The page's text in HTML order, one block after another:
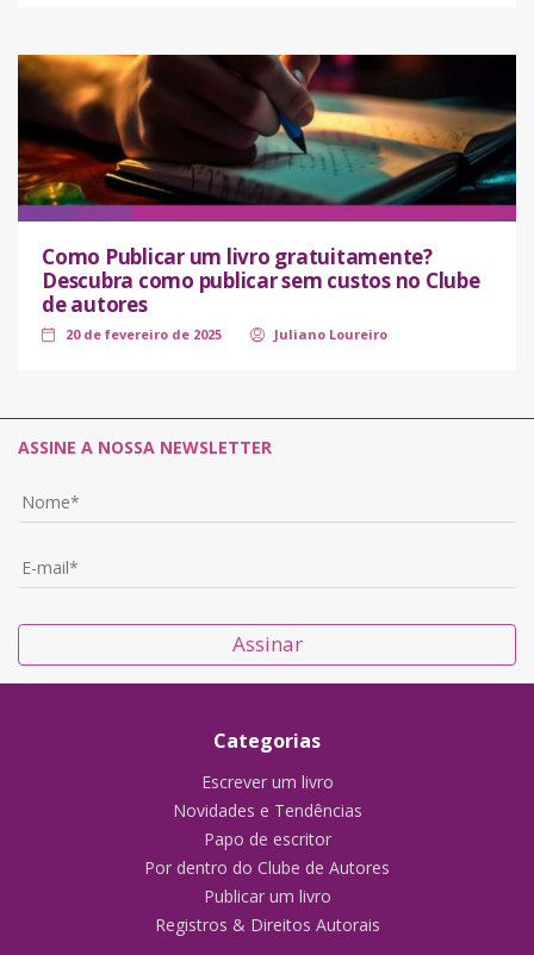
Como Publicar um livro gratuitamente?
Descubra como publicar sem custos no Clube
de autores
20 de fevereiro de 2025 Juliano Loureiro
ASSINE A NOSSA NEWSLETTER
Assinar
Categorias
Escrever um livro
Novidades e Tendências
Papo de escritor
Por dentro do Clube de Autores
Publicar um livro
Registros & Direitos Autorais